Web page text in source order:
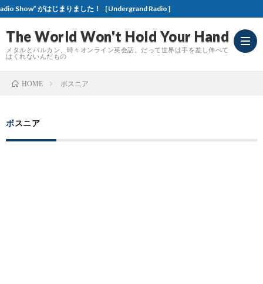
した！［Undergrand Radio］
The World Won't Hold Your Hand
メタルとバルカン、時々オンライン英会話。だって世界は手を差し伸べて
はくれないんだもの
HOME ボスニア
ボスニア